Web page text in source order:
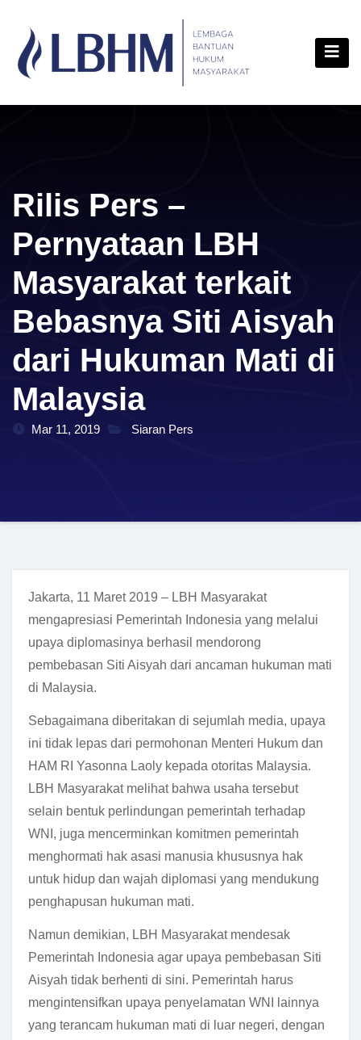
content
Rilis Pers –
Pernyataan LBH
Masyarakat terkait
Bebasnya Siti Aisyah
dari Hukuman Mati di
Malaysia
Mar 11, 2019 Siaran Pers
Jakarta, 11 Maret 2019 – LBH Masyarakat
mengapresiasi Pemerintah Indonesia yang melalui
upaya diplomasinya berhasil mendorong
pembebasan Siti Aisyah dari ancaman hukuman mati
di Malaysia.
Sebagaimana diberitakan di sejumlah media, upaya
ini tidak lepas dari permohonan Menteri Hukum dan
HAM RI Yasonna Laoly kepada otoritas Malaysia.
LBH Masyarakat melihat bahwa usaha tersebut
selain bentuk perlindungan pemerintah terhadap
WNI, juga mencerminkan komitmen pemerintah
menghormati hak asasi manusia khususnya hak
untuk hidup dan wajah diplomasi yang mendukung
penghapusan hukuman mati.
Namun demikian, LBH Masyarakat mendesak
Pemerintah Indonesia agar upaya pembebasan Siti
Aisyah tidak berhenti di sini. Pemerintah harus
mengintensifkan upaya penyelamatan WNI lainnya
yang terancam hukuman mati di luar negeri, dengan